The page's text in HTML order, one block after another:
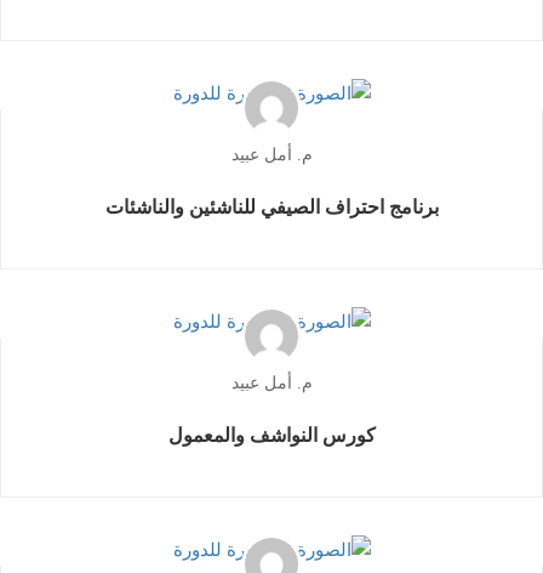
م. أمل عبيد
برنامج احتراف الصيفي للناشئين والناشئات
م. أمل عبيد
كورس النواشف والمعمول